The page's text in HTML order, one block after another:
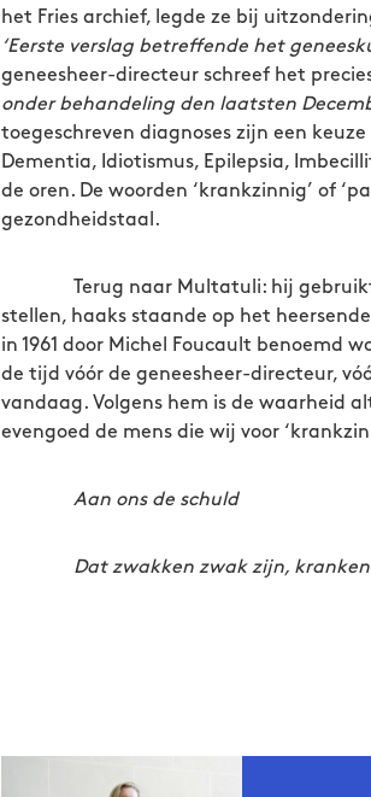
het Fries archief, legde ze bij
‘Eerste verslag betreffende het
geneesheer-directeur schreef het
onder behandeling den laatsten
toegeschreven diagnoses zijn een
Dementia, Idiotismus, Epilepsia,
de oren. De woorden ‘krankzinnig’ of
gezondheidstaal.
Terug naar Multatuli: hij gebruikt
stellen, haaks staande op het
in 1961 door Michel Foucault benoemd
de tijd vóór de geneesheer-directeur,
vandaag. Volgens hem is de waarheid
evengoed de mens die wij voor
Aan ons de schuld
Dat zwakken zwak zijn, kranken